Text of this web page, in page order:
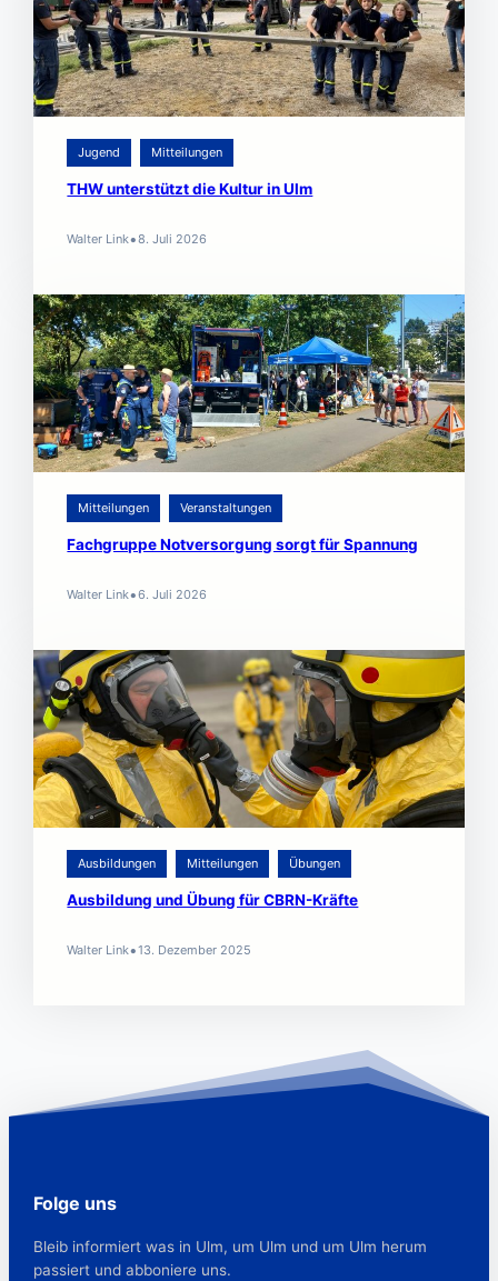
Jugend Mitteilungen
THW unterstützt die Kultur in Ulm
Walter Link•8. Juli 2026
Mitteilungen Veranstaltungen
Fachgruppe Notversorgung sorgt für Spannung
Walter Link•6. Juli 2026
Ausbildungen Mitteilungen Übungen
Ausbildung und Übung für CBRN-Kräfte
Walter Link•13. Dezember 2025
Folge uns
Bleib informiert was in Ulm, um Ulm und um Ulm herum
passiert und abboniere uns.